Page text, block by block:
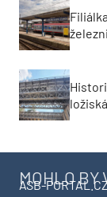
MOHLO BY
ASB-